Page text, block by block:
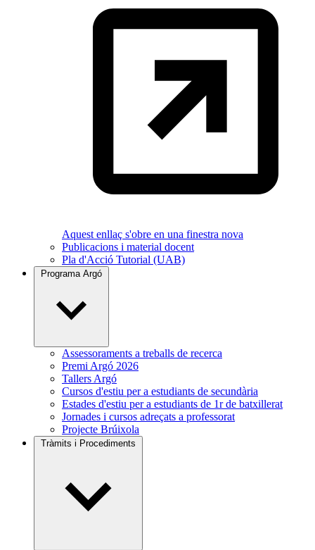
Aquest enllaç s'obre en una finestra nova
Publicacions i material docent
Pla d'Acció Tutorial (UAB)
Programa Argó
Assessoraments a treballs de recerca
Premi Argó 2026
Tallers Argó
Cursos d'estiu per a estudiants de secundària
Estades d'estiu per a estudiants de 1r de batxillerat
Jornades i cursos adreçats a professorat
Projecte Brúixola
Tràmits i Procediments